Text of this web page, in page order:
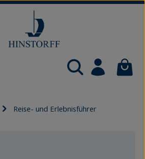
Reise- und Erlebnisführer